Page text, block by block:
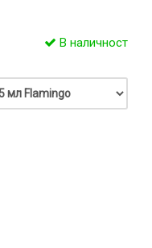
В наличност